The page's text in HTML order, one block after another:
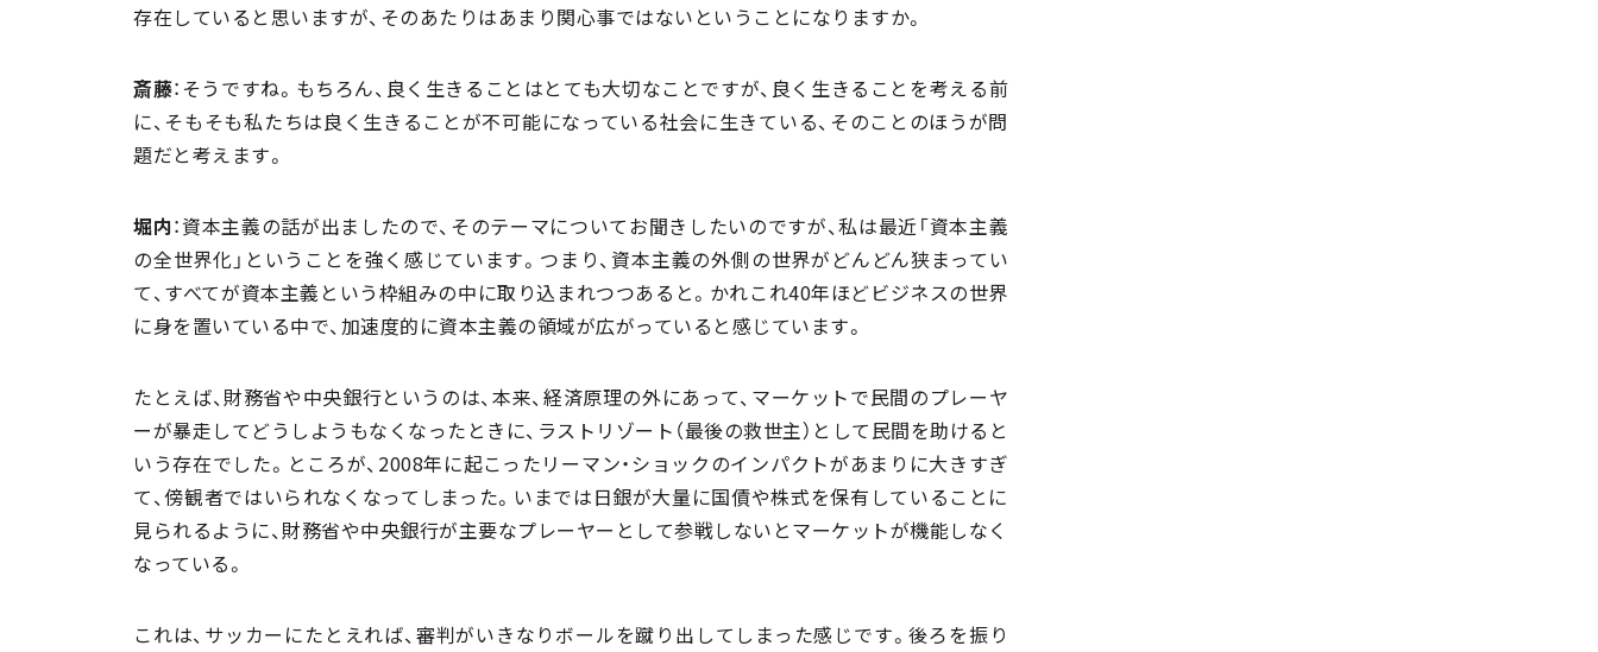
存在していると思いますが、そのあたりはあまり関心事ではないということになりますか。
斎藤：そうですね。もちろん、良く生きることはとても大切なことですが、良く生きることを考える前
に、そもそも私たちは良く生きることが不可能になっている社会に生きている、そのことのほうが問
題だと考えます。
堀内：資本主義の話が出ましたので、そのテーマについてお聞きしたいのですが、私は最近「資本主義
の全世界化」ということを強く感じています。つまり、資本主義の外側の世界がどんどん狭まってい
て、すべてが資本主義という枠組みの中に取り込まれつつあると。かれこれ40年ほどビジネスの世界
に身を置いている中で、加速度的に資本主義の領域が広がっていると感じています。
たとえば、財務省や中央銀行というのは、本来、経済原理の外にあって、マーケットで民間のプレーヤ
ーが暴走してどうしようもなくなったときに、ラストリゾート（最後の救世主）として民間を助けると
いう存在でした。ところが、2008年に起こったリーマン・ショックのインパクトがあまりに大きすぎ
て、傍観者ではいられなくなってしまった。いまでは日銀が大量に国債や株式を保有していることに
見られるように、財務省や中央銀行が主要なプレーヤーとして参戦しないとマーケットが機能しなく
なっている。
これは、サッカーにたとえれば、審判がいきなりボールを蹴り出してしまった感じです。後ろを振り